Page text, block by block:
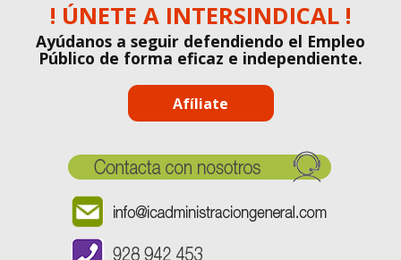
! ÚNETE A INTERSINDICAL !
Ayúdanos a seguir defendiendo el Empleo
Público de forma eficaz e independiente.
Afíliate